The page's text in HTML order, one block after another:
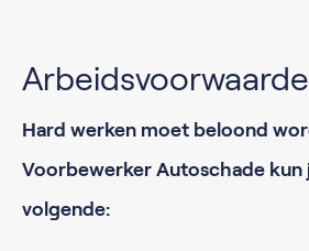
Hard werken moet beloond
Voorbewerker Autoschade kun
volgende: